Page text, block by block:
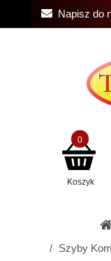
Napisz do
Koszyk
0
Szyby